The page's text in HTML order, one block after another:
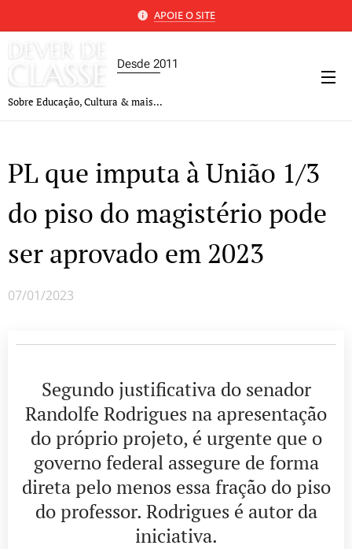
APOIE O SITE
Desde 2011
Sobre Educação, Cultura & mais...
PL que imputa à União 1/3
do piso do magistério pode
ser aprovado em 2023
07/01/2023
Segundo justificativa do senador
Randolfe Rodrigues na apresentação
do próprio projeto, é urgente que o
governo federal assegure de forma
direta pelo menos essa fração do piso
do professor. Rodrigues é autor da
iniciativa.